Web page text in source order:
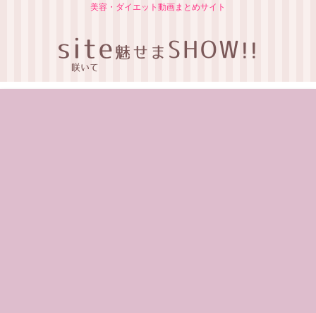
美容・ダイエット動画まとめサイト